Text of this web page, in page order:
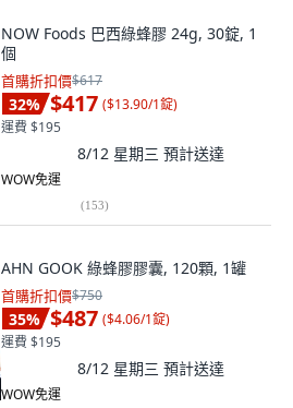
NOW Foods 巴西綠蜂膠 24g, 30錠, 1
個
首購折扣價$617
32% $417 ($13.90/1錠)
運費 $195
8/12 星期三 預計送達
WOW免運
(153)
AHN GOOK 綠蜂膠膠囊, 120顆, 1罐
首購折扣價$750
35% $487 ($4.06/1錠)
運費 $195
8/12 星期三 預計送達
WOW免運